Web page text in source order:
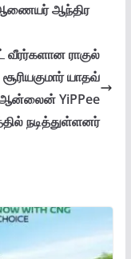
ஆணையர் ஆந்திர
வீரர்களான ராகுல்
சூரியகுமார் யாதவ்
ஆன்லைன் YiPPee
நடித்துள்ளனர்